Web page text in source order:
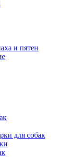
и пятен
для собак